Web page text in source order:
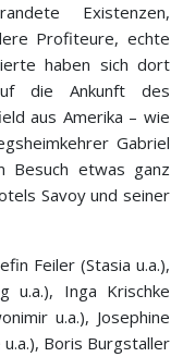
Existenzen,
Profiteure, echte
haben sich dort
die Ankunft des
aus Amerika – wie
Gabriel
Besuch etwas ganz
Savoy und seiner
Feiler (Stasia u.a.),
u.a.), Inga Krischke
u.a.), Josephine
Boris Burgstaller